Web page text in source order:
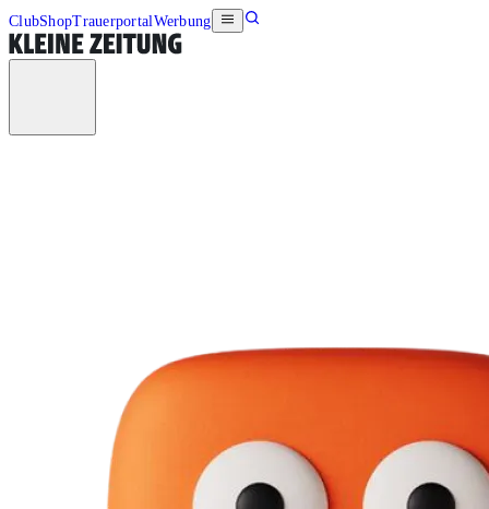
ClubShopTrauerportalWerbung